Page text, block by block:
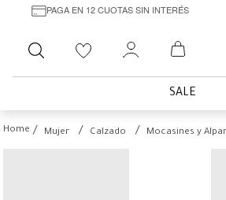
PAGA EN 12 CUOTAS SIN INTERÉS
Buscar
SALE
Mujer Calzado Mocasines y